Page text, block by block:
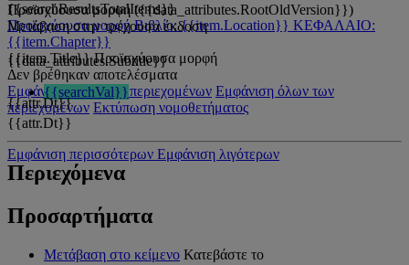
{{searchResultsTotalItems}}
Προϊσχύουσα μορφή Βιβλίο: {{item.Location}} ΚΕΦΑΛΑΙΟ:
{{item.Chapter}}
{{item.Title}} Προϊσχύουσα μορφή
Δεν βρέθηκαν αποτελέσματα
Εμφάνιση όλων των περιεχομένων Εμφάνιση όλων των
περιεχομένων Εκτύπωση νομοθετήματος
Προϊσχύουσα μορφή ({{data_attributes.RootOldVersion}})
Μετάβαση στην τρέχουσα έκδοση
{{data_attributes.Subtitle}}
{{searchVal}}
{{attr.Dt}}
Εμφάνιση περισσότερων Εμφάνιση λιγότερων
{{attr.Dt}}
Περιεχόμενα
Προσαρτήματα
Μετάβαση στο κείμενο Κατεβάστε το